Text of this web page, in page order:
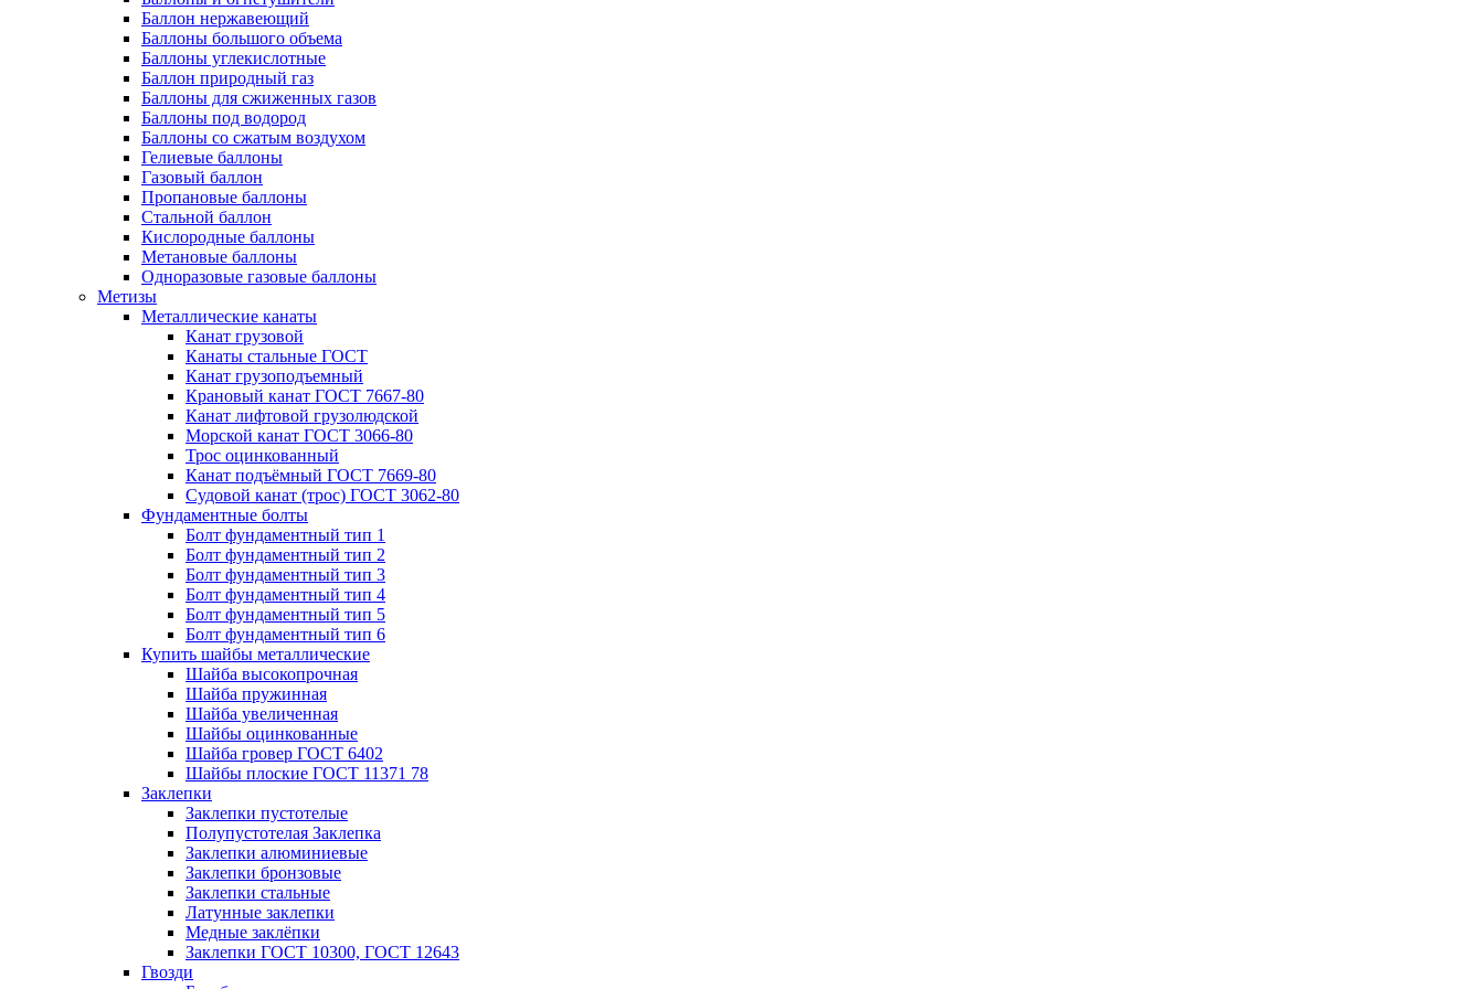
Баллон нержавеющий
Баллоны большого объема
Баллоны углекислотные
Баллон природный газ
Баллоны для сжиженных газов
Баллоны под водород
Баллоны со сжатым воздухом
Гелиевые баллоны
Газовый баллон
Пропановые баллоны
Стальной баллон
Кислородные баллоны
Метановые баллоны
Одноразовые газовые баллоны
Метизы
Металлические канаты
Канат грузовой
Канаты стальные ГОСТ
Канат грузоподъемный
Крановый канат ГОСТ 7667-80
Канат лифтовой грузолюдской
Морской канат ГОСТ 3066-80
Трос оцинкованный
Канат подъёмный ГОСТ 7669-80
Судовой канат (трос) ГОСТ 3062-80
Фундаментные болты
Болт фундаментный тип 1
Болт фундаментный тип 2
Болт фундаментный тип 3
Болт фундаментный тип 4
Болт фундаментный тип 5
Болт фундаментный тип 6
Купить шайбы металлические
Шайба высокопрочная
Шайба пружинная
Шайба увеличенная
Шайбы оцинкованные
Шайба гровер ГОСТ 6402
Шайбы плоские ГОСТ 11371 78
Заклепки
Заклепки пустотелые
Полупустотелая Заклепка
Заклепки алюминиевые
Заклепки бронзовые
Заклепки стальные
Латунные заклепки
Медные заклёпки
Заклепки ГОСТ 10300, ГОСТ 12643
Гвозди